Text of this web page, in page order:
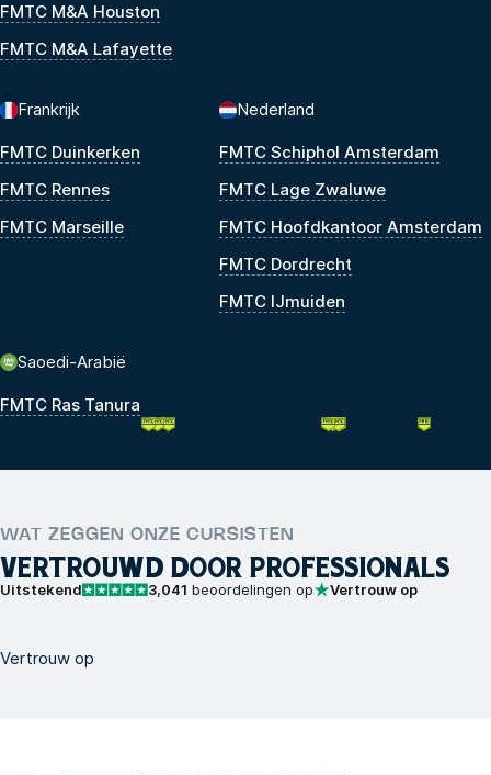
FMTC M&A Houston
FMTC M&A Lafayette
Frankrijk
FMTC Duinkerken
FMTC Rennes
FMTC Marseille
Nederland
FMTC Schiphol Amsterdam
FMTC Lage Zwaluwe
FMTC Hoofdkantoor Amsterdam
FMTC Dordrecht
FMTC IJmuiden
Saoedi-Arabië
FMTC Ras Tanura
WAT ZEGGEN ONZE CURSISTEN
VERTROUWD DOOR PROFESSIONALS
Uitstekend 3,041 beoordelingen op Vertrouw op
Vertrouw op